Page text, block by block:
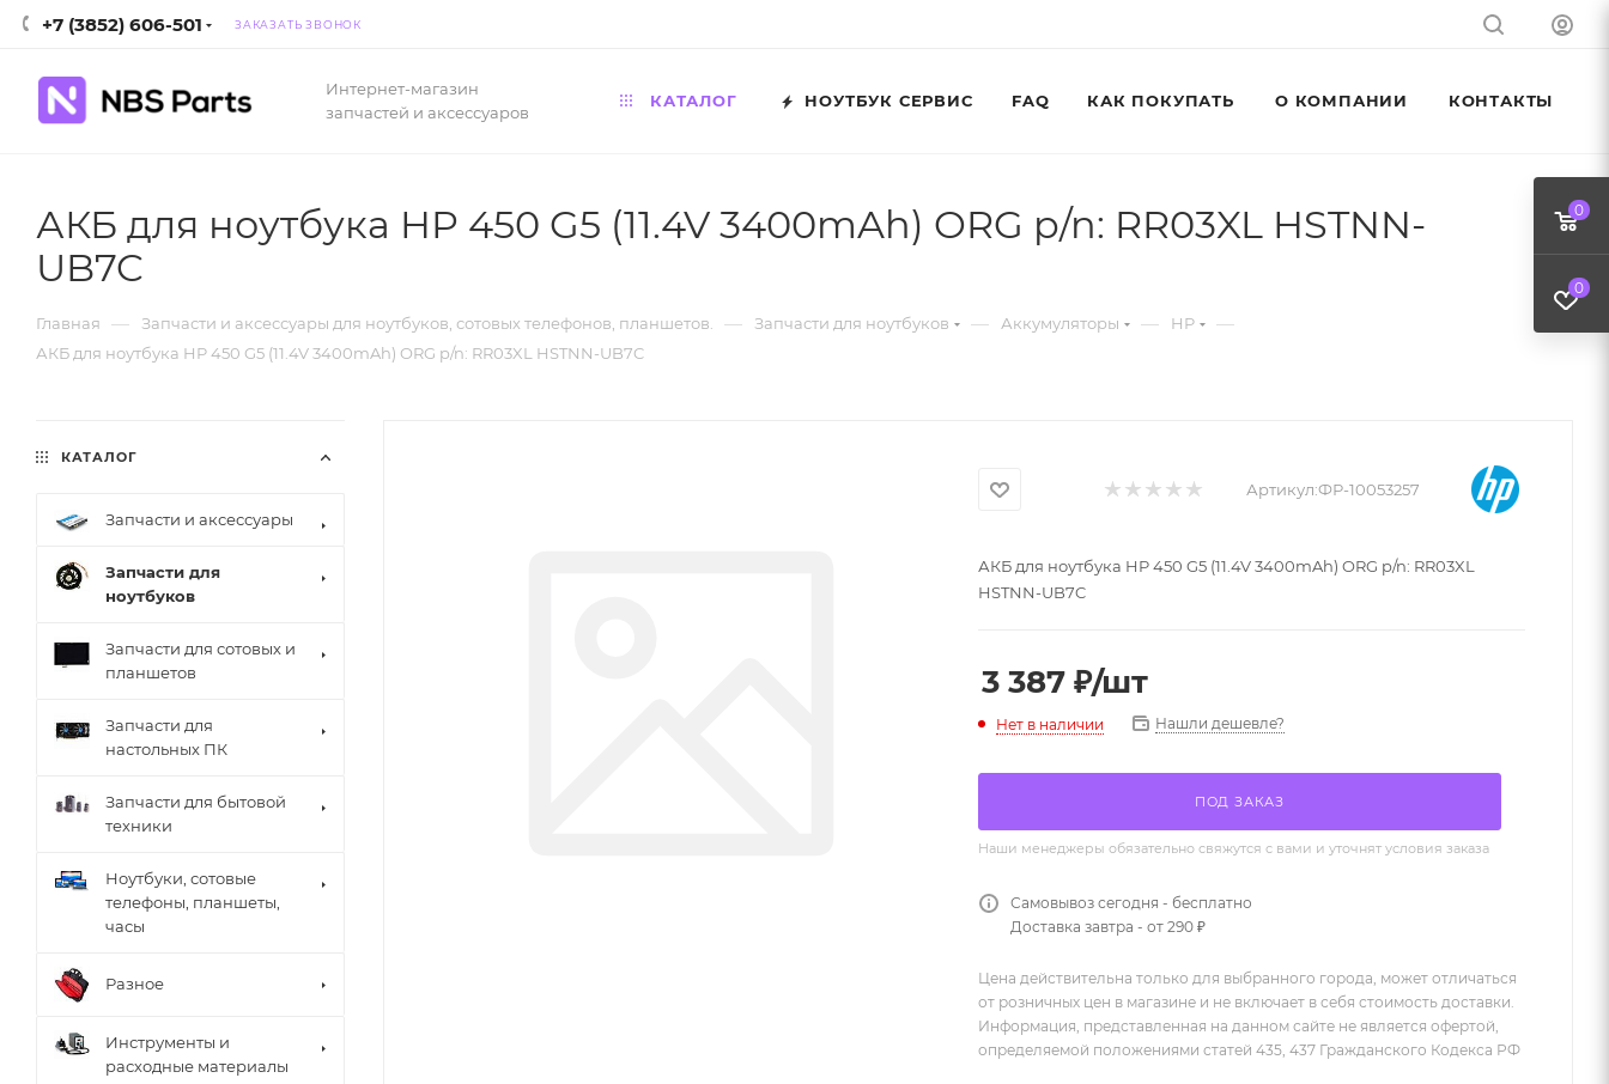
+7 (3852) 606-501 ЗАКАЗАТЬ ЗВОНОК
Интернет-магазин
запчастей и аксессуаров
КАТАЛОГ НОУТБУК СЕРВИС FAQ КАК ПОКУПАТЬ О КОМПАНИИ КОНТАКТЫ
АКБ для ноутбука HP 450 G5 (11.4V 3400mAh) ORG p/n: RR03XL HSTNN-
UB7C
Главная — Запчасти и аксессуары для ноутбуков, сотовых телефонов, планшетов. — Запчасти для ноутбуков — Аккумуляторы — HP —
АКБ для ноутбука HP 450 G5 (11.4V 3400mAh) ORG p/n: RR03XL HSTNN-UB7C
Артикул:ФР-10053257
АКБ для ноутбука HP 450 G5 (11.4V 3400mAh) ORG p/n: RR03XL
HSTNN-UB7C
3 387 ₽/шт
Нет в наличии Нашли дешевле?
ПОД ЗАКАЗ
Наши менеджеры обязательно свяжутся с вами и уточнят условия заказа
Самовывоз сегодня - бесплатно
Доставка завтра - от 290 ₽
Цена действительна только для выбранного города, может отличаться
от розничных цен в магазине и не включает в себя стоимость доставки.
Информация, представленная на данном сайте не является офертой,
определяемой положениями статей 435, 437 Гражданского Кодекса РФ
КАТАЛОГ
Запчасти и аксессуары
Запчасти для
ноутбуков
Запчасти для сотовых и
планшетов
Запчасти для
настольных ПК
Запчасти для бытовой
техники
Ноутбуки, сотовые
телефоны, планшеты,
часы
Разное
Инструменты и
расходные материалы
0
0